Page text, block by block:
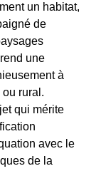
un habitat,
de
une
à
rural.
qui mérite
avec le
de la